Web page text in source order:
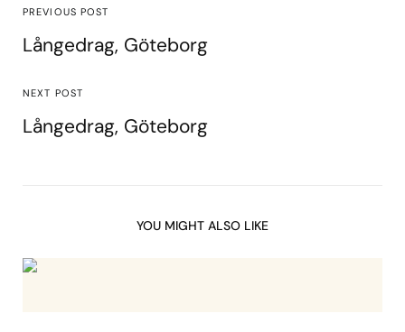
PREVIOUS POST
Långedrag, Göteborg
NEXT POST
Långedrag, Göteborg
YOU MIGHT ALSO LIKE